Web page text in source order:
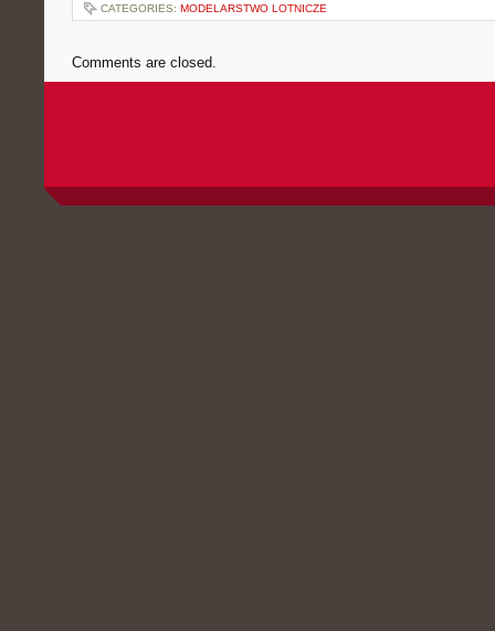
CATEGORIES: MODELARSTWO LOTNICZE
Comments are closed.